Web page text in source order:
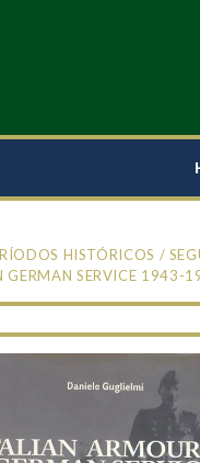
HISTÓRICOS /
GERMAN SERVICE 1943-